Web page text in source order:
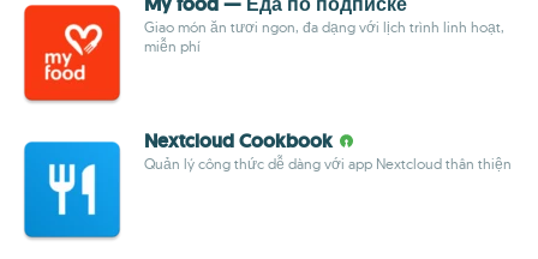
Giao món ăn tươi ngon, đa dạng với lịch trình linh hoạt,
miễn phí
Nextcloud Cookbook
Quản lý công thức dễ dàng với app Nextcloud thân thiện